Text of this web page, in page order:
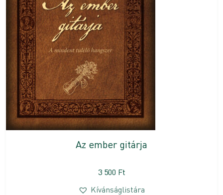
Az ember gitárja
3 500 Ft
Kívánságlistára